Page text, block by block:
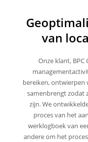
van
Onze klant,
bereiken, ontwierpen
samenbrengt zodat
zijn. We
proces van het
werklogboek van
andere om het